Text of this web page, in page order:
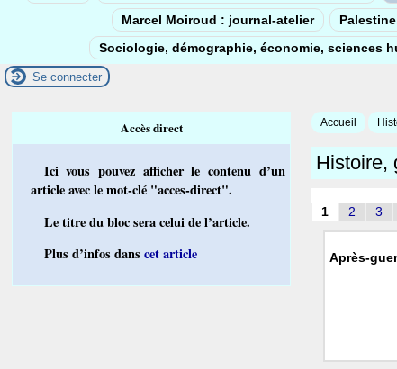
Marcel Moiroud : journal-atelier
Sociologie, démographie, économie, sciences
Se connecter
Accueil
Histoire,
1
2 3
Après-
Accès direct
Ici vous pouvez afficher le contenu d’un
article avec le mot-clé "acces-direct".
Le titre du bloc sera celui de l’article.
Plus d’infos dans cet article